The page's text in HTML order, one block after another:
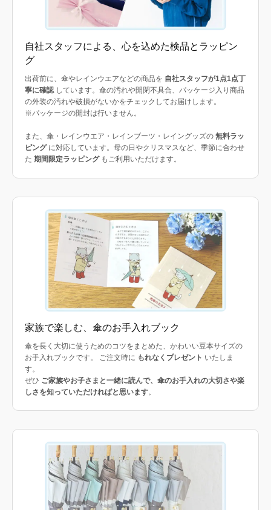
自社スタッフによる、心を込めた検品とラッピン
グ
出荷前に、傘やレインウエアなどの商品を 自社スタッフが1点1点丁
寧に確認しています。傘の汚れや開閉不具合、パッケージ入り商品
の外装の汚れや破損がないかをチェックしてお届けします。
※パッケージの開封は行いません。
また、傘・レインウエア・レインブーツ・レイングッズの 無料ラッ
ピングに対応しています。母の日やクリスマスなど、季節に合わせ
た 期間限定ラッピングもご利用いただけます。
家族で楽しむ、傘のお手入れブック
傘を長く大切に使うためのコツをまとめた、かわいい豆本サイズの
お手入れブックです。 ご注文時に もれなくプレゼント いたしま
す。
ぜひ ご家族やお子さまと一緒に読んで、傘のお手入れの大切さや楽
しさを知っていただければと思います。